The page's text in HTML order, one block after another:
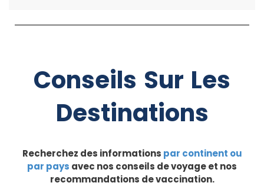
Conseils Sur Les
Destinations
Recherchez des informations par continent ou
par pays avec nos conseils de voyage et nos
recommandations de vaccination.